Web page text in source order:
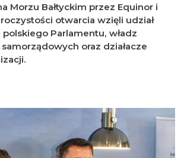
Morzu Bałtyckim przez Equinor i
otwarcia wzięli udział
Parlamentu, władz
oraz działacze